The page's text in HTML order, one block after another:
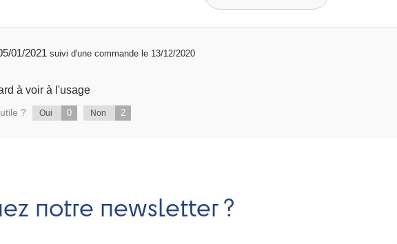
05/01/2021suivi d'une commande le 13/12/2020
à voir à l'usage
? Oui 0 Non 2
notre newsletter ?